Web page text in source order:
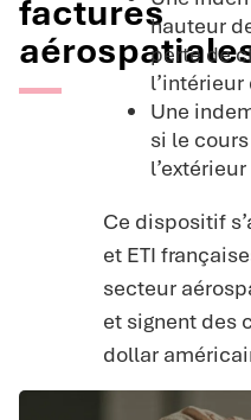
factureshauteur
perte de
Une
si le
Ce dispositif
et ETI
secteur
et signent des
dollar